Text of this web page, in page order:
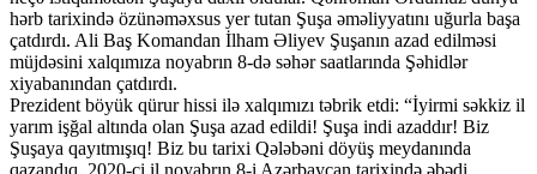
hərb tarixində özünəməxsus yer tutan Şuşa əməliyyatını uğurla başa
çatdırdı. Ali Baş Komandan İlham Əliyev Şuşanın azad edilməsi
müjdəsini xalqımıza noyabrın 8-də səhər saatlarında Şəhidlər
xiyabanından çatdırdı.
Prezident böyük qürur hissi ilə xalqımızı təbrik etdi: “İyirmi səkkiz il
yarım işğal altında olan Şuşa azad edildi! Şuşa indi azaddır! Biz
Şuşaya qayıtmışıq! Biz bu tarixi Qələbəni döyüş meydanında
qazandıq. 2020-ci il noyabrın 8-i Azərbaycan tarixində əbədi